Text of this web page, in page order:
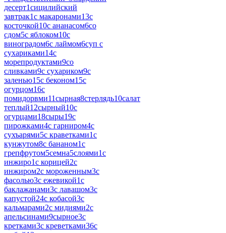
десерт1сицилийский
завтрак1с макаронами13с
косточкой10с ананасом6со
сдом5с яблоком10с
виноградом6с лаймом6суп с
сухариками14с
морепродуктами9со
сливками9с сухариком9с
заленью15с беконом15с
огурцом16с
помидорвми11сырная8стерлядь10салат
теплый12сырный10с
огурцами18сыры19с
пирожками4с гарниром4с
сухъарями5с краветками1с
кунжутом8с бананом1с
грепфрутом5семна5слоями1с
инжиро1с корицей2с
инжиром2с мороженным3с
фасолью3с ежевикой1с
баклажанами3с лавашом3с
капустой24с кобасой3с
кальмарами2с мидиями2с
апельсинами9сырное3с
кретками3с креветками36с